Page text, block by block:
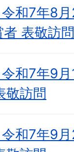
令和7年8
表敬訪問
令和7年9
敬訪問
令和7年9